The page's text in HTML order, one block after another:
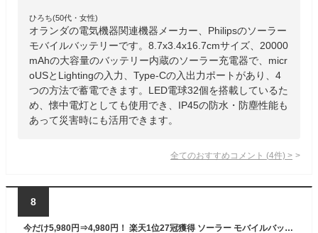
ひろち(50代・女性)
オランダの電気機器関連機器メーカー、Philipsのソーラー
モバイルバッテリーです。8.7x3.4x16.7cmサイズ、20000
mAhの大容量のバッテリー内蔵のソーラー充電器で、micr
oUSとLightingの入力、Type-Cの入出力ポートがあり、4
つの方法で蓄電できます。LED電球32個を搭載しているた
め、懐中電灯としても使用でき、IP45の防水・防塵性能も
あって災害時にも活用できます。
全てのおすすめコメント (4件) >
8
今だけ5,980円⇒4,980円！ 楽天1位27冠獲得 ソーラー モバイルバッテリー【30000mAh大容量＆4台同時充電】ワイヤレス充電 急速充電 ソーラーチャージャー 災害用バッテリー タイプCケーブル内蔵 ソーラーパワーバンク充電器 ソーラー充電器 LEDライト付 防災/停電/台風